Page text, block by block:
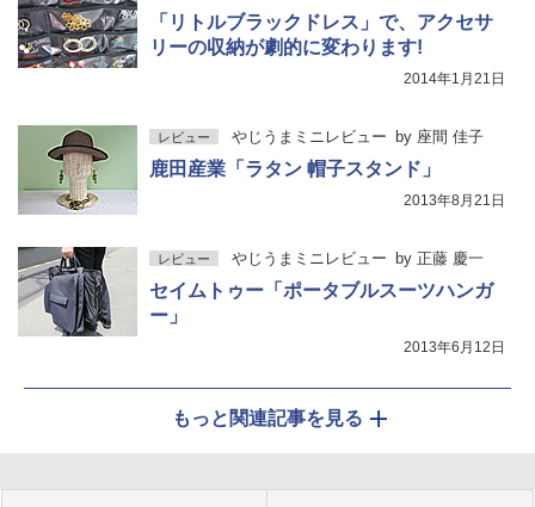
「リトルブラックドレス」で、アクセサ
リーの収納が劇的に変わります!
2014年1月21日
レビュー やじうまミニレビュー by 座間 佳子
鹿田産業「ラタン 帽子スタンド」
2013年8月21日
レビュー やじうまミニレビュー by 正藤 慶一
セイムトゥー「ポータブルスーツハンガ
ー」
2013年6月12日
もっと関連記事を見る